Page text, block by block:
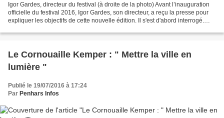
Igor Gardes, directeur du festival (à droite de la photo) Avant l’inauguration
officielle du festival 2016, Igor Gardes, son directeur, a reçu la presse pour
expliquer les objectifs de cette nouvelle édition. Il s'est d'abord interrogé.
Le Cornouaille Kemper : " Mettre la ville en
lumière "
Publié le 19/07/2016 à 17:24
Par Penhars Infos